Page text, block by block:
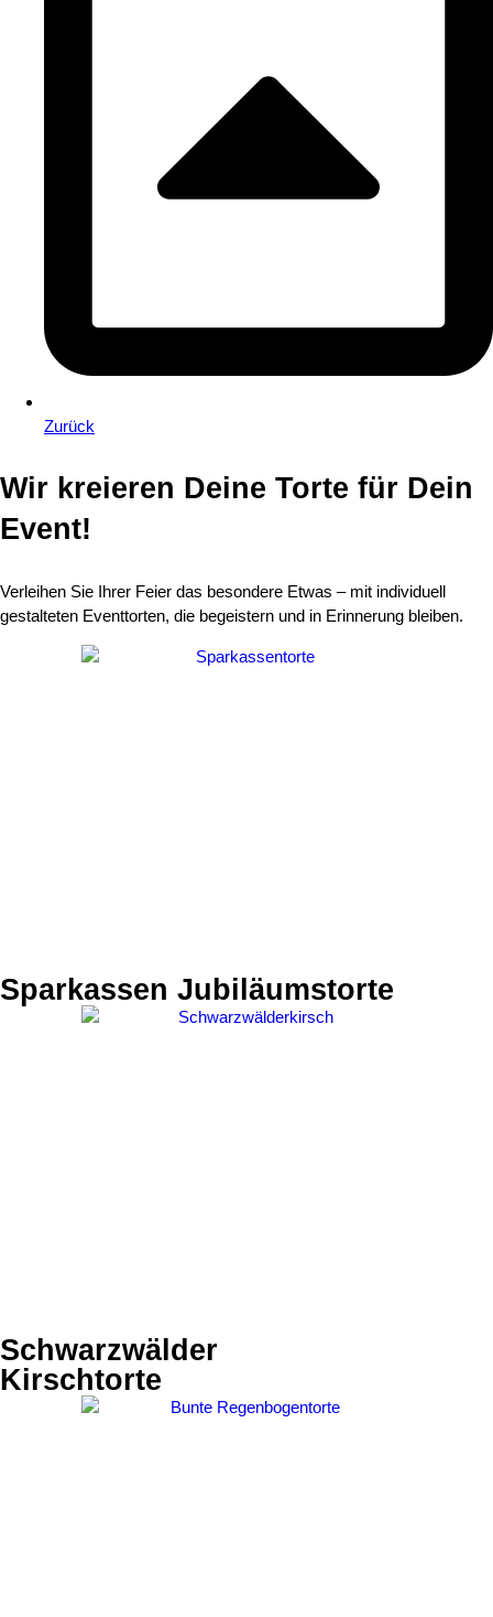
Zurück
Wir kreieren Deine Torte für Dein
Event!
Verleihen Sie Ihrer Feier das besondere Etwas – mit individuell
gestalteten Eventtorten, die begeistern und in Erinnerung bleiben.
Sparkassen Jubiläumstorte
Schwarzwälder
Kirschtorte